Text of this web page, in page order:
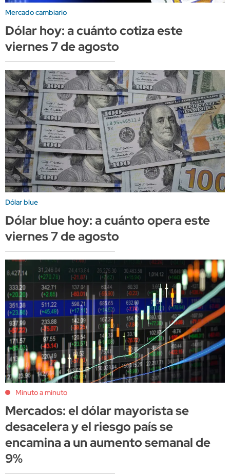
Mercado cambiario
Dólar hoy: a cuánto cotiza este
viernes 7 de agosto
Dólar blue
Dólar blue hoy: a cuánto opera este
viernes 7 de agosto
Minuto a minuto
Mercados: el dólar mayorista se
desacelera y el riesgo país se
encamina a un aumento semanal de
9%